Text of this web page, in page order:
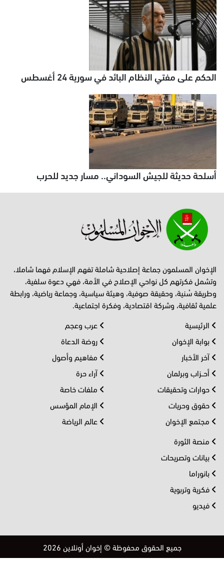
الحكم على مفتي النظام البائد في سورية 24 أغسطس
أسلحة حديثة للجيش السوداني.. مسار جديد للحرب
الإخوان المسلمون جماعة إصلاحية شاملة تفهم الإسلام فهما شاملا،
وتشمل فكرتهم كل نواحي الإصلاح في الأمة، فهي دعوة سلفية،
وطريقة سُنية، وحقيقة صوفية، وهيئة سياسية، وجماعة رياضية، ورابطة
علمية ثقافية، وشركة اقتصادية، وفكرة اجتماعية.
الرئيسية
بوابة الإخوان
آخر الأخبار
أحــزاب وبرلمان
حوارات وتحقيقات
حقوق وحريات
مجتمع الإخوان
عرب وعجم
روضة الدعاة
مفاهيم وأصول
آراء حرة
ملفات خاصة
الإمام المؤسس
عالم الرياضة
منصة الثورة
بيانات وتصريحات
بانوراما
فكرية وتربوية
فيديو
جميع الحقوق محفوظة © إخوان أونلاين 2026